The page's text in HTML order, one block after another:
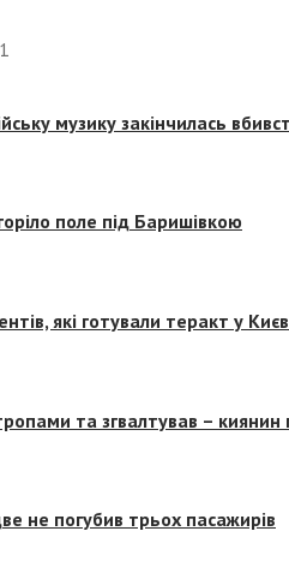
музику закінчилась
поле під Баришівкою
які готували теракт у
та згвалтував –
не погубив трьох пасажирів